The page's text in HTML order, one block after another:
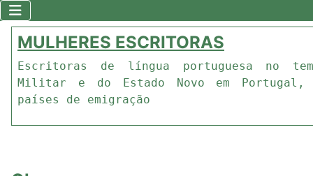
MULHERES ESCRITORAS
Escritoras de língua portuguesa no
Militar e do Estado Novo em
países de emigração